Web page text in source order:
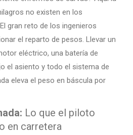
no existen en los
gran reto de los ingenieros
el reparto de pesos. Llevar un
eléctrico, una batería de
el asiento y todo el sistema de
eleva el peso en báscula por
Lo que el piloto
en carretera